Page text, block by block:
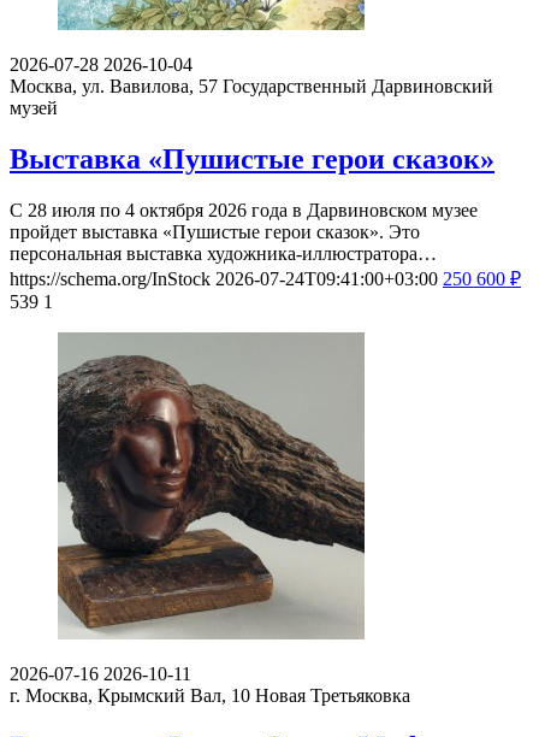
2026-07-28 2026-10-04
Москва, ул. Вавилова, 57 Государственный Дарвиновский
музей
Выставка «Пушистые герои сказок»
С 28 июля по 4 октября 2026 года в Дарвиновском музее
пройдет выставка «Пушистые герои сказок». Это
персональная выставка художника-иллюстратора…
https://schema.org/InStock 2026-07-24T09:41:00+03:00 250 600 ₽
539 1
2026-07-16 2026-10-11
г. Москва, Крымский Вал, 10 Новая Третьяковка